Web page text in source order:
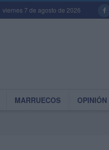
viernes 7 de agosto de 2026
MARRUECOS OPINIÓN